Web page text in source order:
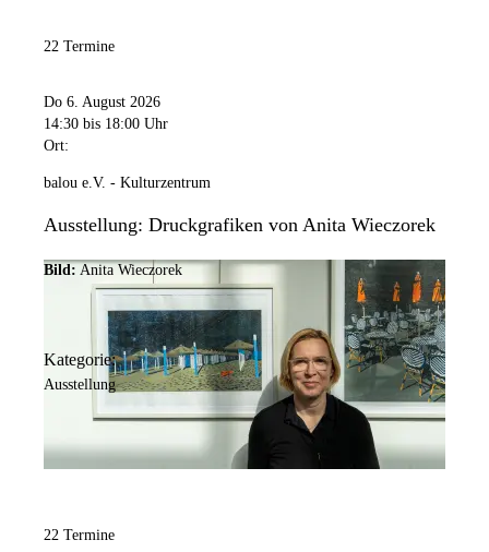
22 Termine
Do 6. August 2026
14:30 bis 18:00 Uhr
Ort:
balou e.V. - Kulturzentrum
Ausstellung: Druckgrafiken von Anita Wieczorek
Bild: Anita Wieczorek
Kategorie:
Ausstellung
22 Termine